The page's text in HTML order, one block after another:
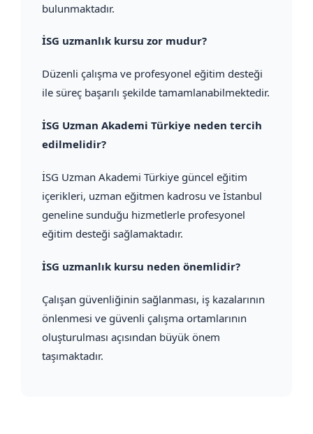
bulunmaktadır.
İSG uzmanlık kursu zor mudur?
Düzenli çalışma ve profesyonel eğitim desteği
ile süreç başarılı şekilde tamamlanabilmektedir.
İSG Uzman Akademi Türkiye neden tercih
edilmelidir?
İSG Uzman Akademi Türkiye güncel eğitim
içerikleri, uzman eğitmen kadrosu ve İstanbul
geneline sunduğu hizmetlerle profesyonel
eğitim desteği sağlamaktadır.
İSG uzmanlık kursu neden önemlidir?
Çalışan güvenliğinin sağlanması, iş kazalarının
önlenmesi ve güvenli çalışma ortamlarının
oluşturulması açısından büyük önem
taşımaktadır.